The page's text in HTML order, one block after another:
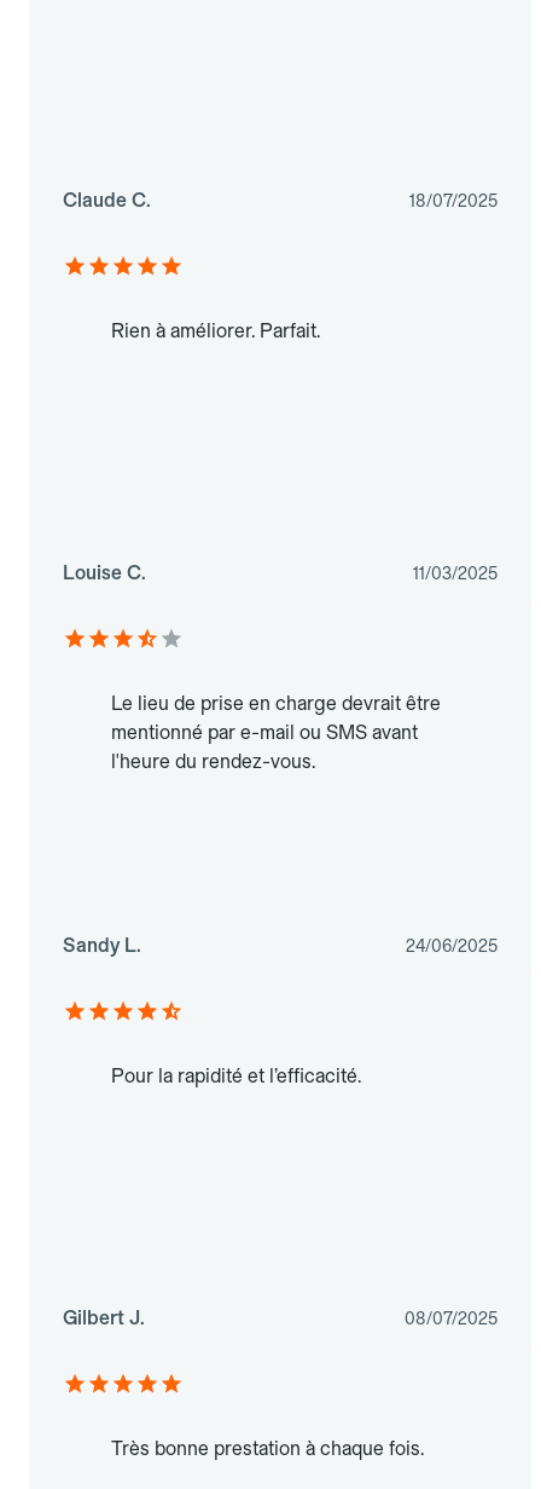
Claude C. 18/07/2025
Rien à améliorer. Parfait.
Louise C. 11/03/2025
Le lieu de prise en charge devrait être
mentionné par e-mail ou SMS avant
l'heure du rendez-vous.
Sandy L. 24/06/2025
Pour la rapidité et l’efficacité.
Gilbert J. 08/07/2025
Très bonne prestation à chaque fois.